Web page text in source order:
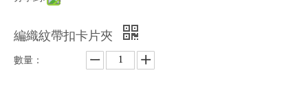
編織紋帶扣卡片夾
數量：